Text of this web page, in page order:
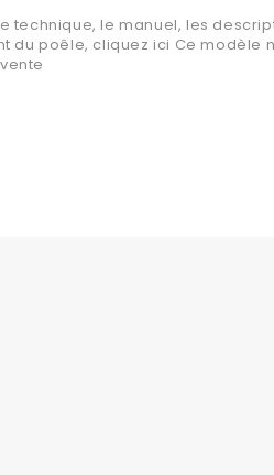
technique, le manuel, les
du poêle, cliquez ici Ce modèle